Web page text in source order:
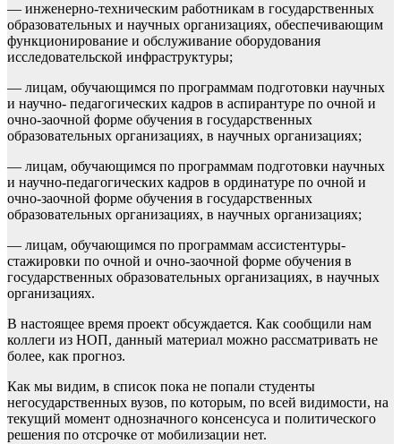
— инженерно-техническим работникам в государственных
образовательных и научных организациях, обеспечивающим
функционирование и обслуживание оборудования
исследовательской инфраструктуры;
— лицам, обучающимся по программам подготовки научных
и научно- педагогических кадров в аспирантуре по очной и
очно-заочной форме обучения в государственных
образовательных организациях, в научных организациях;
— лицам, обучающимся по программам подготовки научных
и научно-педагогических кадров в ординатуре по очной и
очно-заочной форме обучения в государственных
образовательных организациях, в научных организациях;
— лицам, обучающимся по программам ассистентуры-
стажировки по очной и очно-заочной форме обучения в
государственных образовательных организациях, в научных
организациях.
В настоящее время проект обсуждается. Как сообщили нам
коллеги из НОП, данный материал можно рассматривать не
более, как прогноз.
Как мы видим, в список пока не попали студенты
негосударственных вузов, по которым, по всей видимости, на
текущий момент однозначного консенсуса и политического
решения по отсрочке от мобилизации нет.